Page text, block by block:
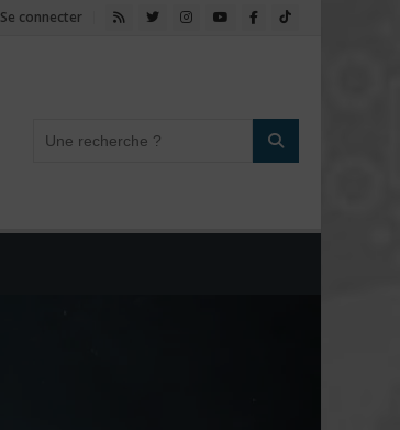
Se connecter